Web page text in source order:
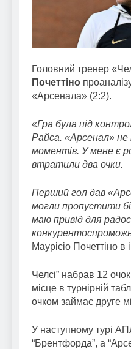
Головний тренер
Почеттіно
«Арсенала» (2:2).
«Гра була під
Райса. «Арсенал» не
моментів. У мене є
втратили два очки.
Перший гол дав
могли пропустити
маю привід для
Маурісіо Почеттіно
Челсі” набрав 12
місце в турнірній
очком займає друге
У наступному турі
“Брентфорда”, а